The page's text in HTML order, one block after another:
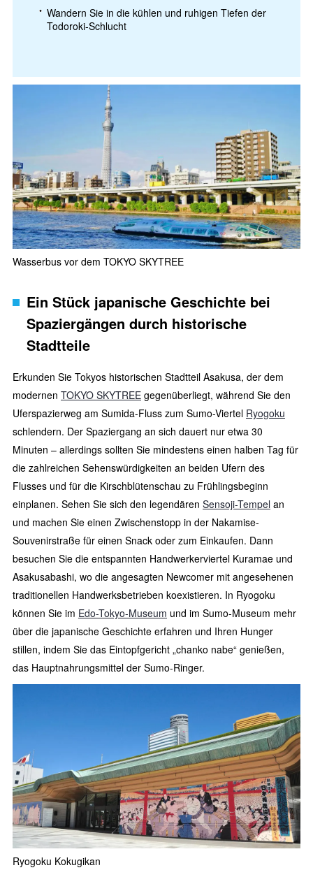
Wandern Sie in die kühlen und ruhigen Tiefen der
Todoroki-Schlucht
Wasserbus vor dem TOKYO SKYTREE
Ein Stück japanische Geschichte bei
Spaziergängen durch historische
Stadtteile
Erkunden Sie Tokyos historischen Stadtteil Asakusa, der dem
modernen TOKYO SKYTREE gegenüberliegt, während Sie den
Uferspazierweg am Sumida-Fluss zum Sumo-Viertel Ryogoku
schlendern. Der Spaziergang an sich dauert nur etwa 30
Minuten – allerdings sollten Sie mindestens einen halben Tag für
die zahlreichen Sehenswürdigkeiten an beiden Ufern des
Flusses und für die Kirschblütenschau zu Frühlingsbeginn
einplanen. Sehen Sie sich den legendären Sensoji-Tempel an
und machen Sie einen Zwischenstopp in der Nakamise-
Souvenirstraße für einen Snack oder zum Einkaufen. Dann
besuchen Sie die entspannten Handwerkerviertel Kuramae und
Asakusabashi, wo die angesagten Newcomer mit angesehenen
traditionellen Handwerksbetrieben koexistieren. In Ryogoku
können Sie im Edo-Tokyo-Museum und im Sumo-Museum mehr
über die japanische Geschichte erfahren und Ihren Hunger
stillen, indem Sie das Eintopfgericht „chanko nabe“ genießen,
das Hauptnahrungsmittel der Sumo-Ringer.
Ryogoku Kokugikan